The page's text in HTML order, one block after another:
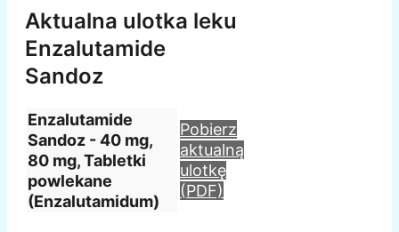
Aktualna ulotka leku
Enzalutamide
Sandoz
Enzalutamide
Sandoz - 40 mg,
80 mg, Tabletki
powlekane
(Enzalutamidum)
Pobierz
aktualną
ulotkę
(PDF)